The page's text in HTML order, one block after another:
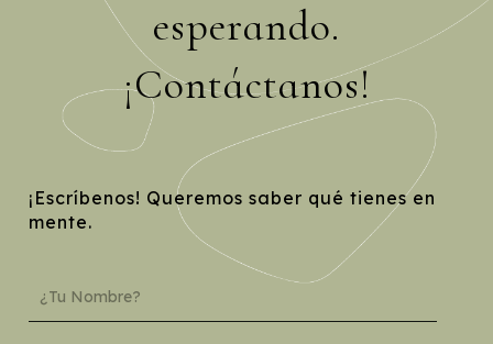
esperando.
¡Contáctanos!
¡Escríbenos! Queremos saber qué tienes en
mente.